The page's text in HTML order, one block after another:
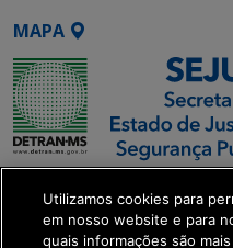
MAPA
SETDIG | Secretaria-
Executiva de
Transformação Digital
Utilizamos cookies para
em nosso website e para
quais informações são